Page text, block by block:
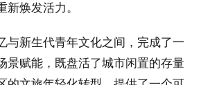
焕发活力。
与新生代青年文化之间，完成了一
景赋能，既盘活了城市闲置的存量